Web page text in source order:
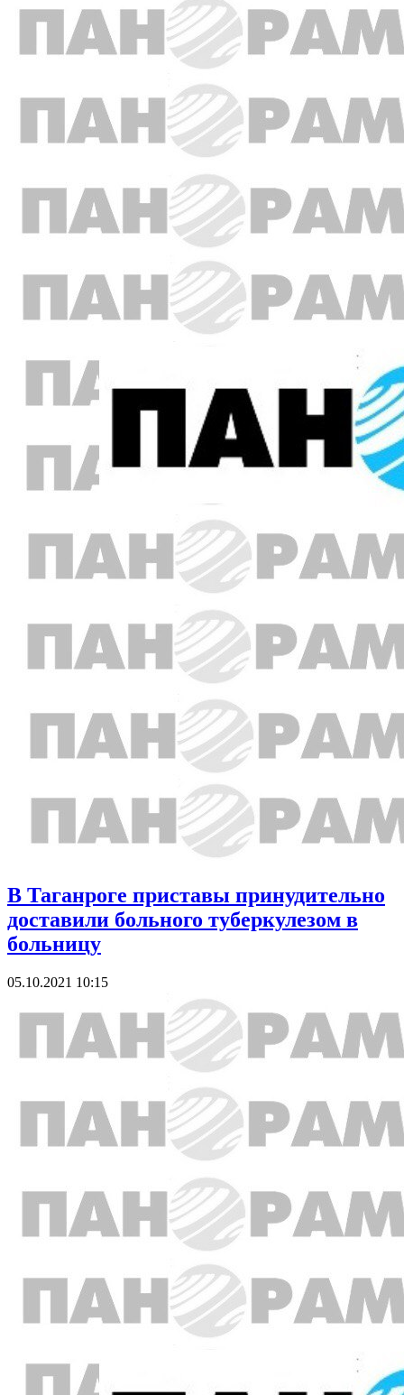
В Таганроге приставы принудительно
доставили больного туберкулезом в
больницу
05.10.2021 10:15